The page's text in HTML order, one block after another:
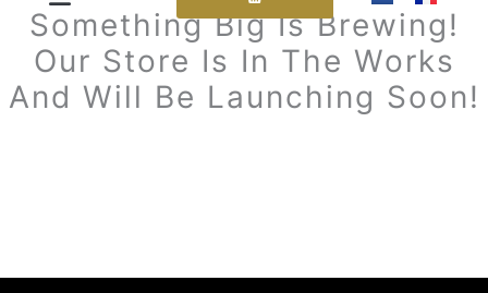
Something Big Is Brewing!
Our Store Is In The Works
And Will Be Launching Soon!